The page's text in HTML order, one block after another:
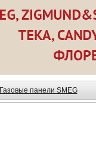
Газовые панели SMEG